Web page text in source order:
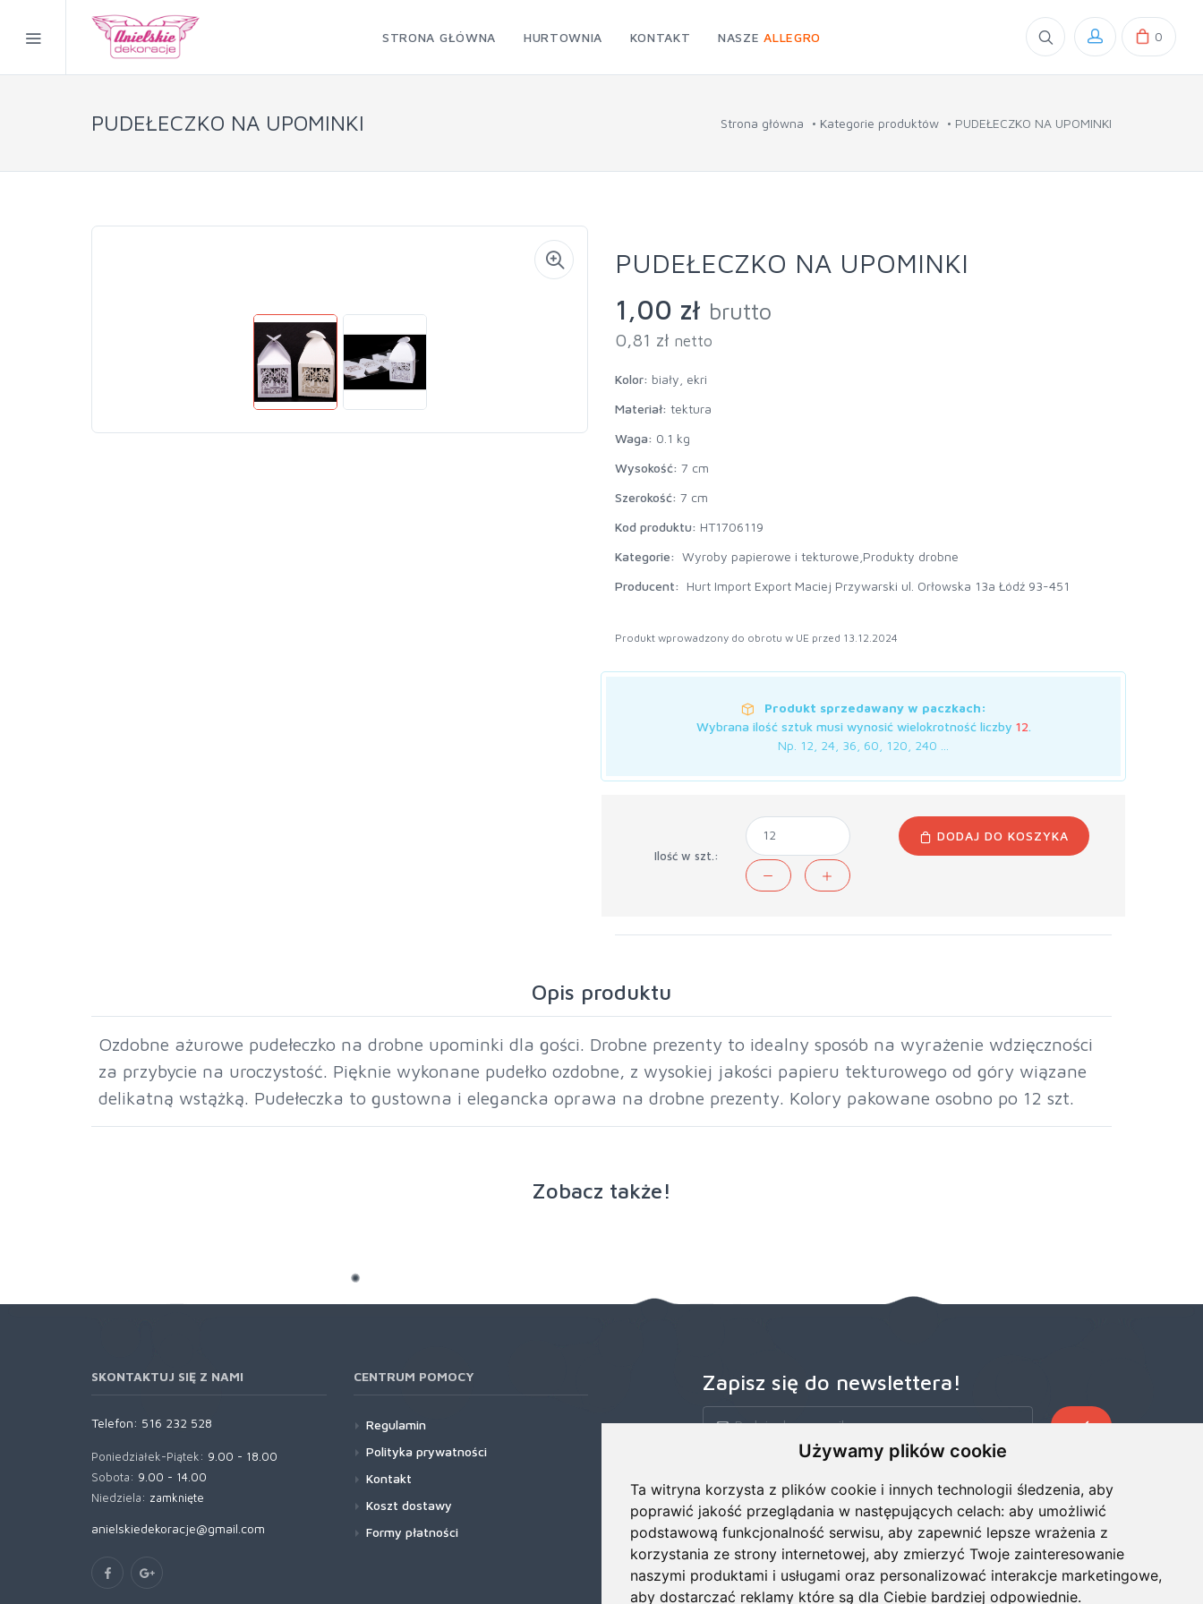
Używamy plików cookie
Ta witryna korzysta z plików cookie i innych technologii śledzenia, aby
poprawić jakość przeglądania w następujących celach: aby umożliwić
podstawową funkcjonalność serwisu, aby zapewnić lepsze wrażenia z
korzystania ze strony internetowej, aby zmierzyć Twoje zainteresowanie
naszymi produktami i usługami oraz personalizować interakcje marketingowe,
aby dostarczać reklamy które są dla Ciebie bardziej odpowiednie.
STRONA GŁÓWNA HURTOWNIA KONTAKT NASZEALLEGRO 0
PUDEŁECZKO NA UPOMINKI Strona główna Kategorie produktów PUDEŁECZKO NA UPOMINKI
PUDEŁECZKO NA UPOMINKI
1,00 zł brutto
0,81 zł netto
Kolor: biały, ekri
Materiał: tektura
Waga: 0.1 kg
Wysokość: 7 cm
Szerokość: 7 cm
Kod produktu: HT1706119
Kategorie: Wyroby papierowe i tekturowe, Produkty drobne
Producent:
Hurt Import Export Maciej Przywarski ul. Orłowska 13a Łódź 93-451
Produkt wprowadzony do obrotu w UE przed 13.12.2024
Produkt sprzedawany w paczkach:
Wybrana ilość sztuk musi wynosić wielokrotność liczby 12.
Np. 12, 24, 36, 60, 120, 240 ...
Ilość w szt.:
DODAJ DO KOSZYKA
Opis produktu
Ozdobne ażurowe pudełeczko na drobne upominki dla gości. Drobne prezenty to idealny sposób na wyrażenie wdzięczności
za przybycie na uroczystość. Pięknie wykonane pudełko ozdobne, z wysokiej jakości papieru tekturowego od góry wiązane
delikatną wstążką. Pudełeczka to gustowna i elegancka oprawa na drobne prezenty. Kolory pakowane osobno po 12 szt.
Zobacz także!
SKONTAKTUJ SIĘ Z NAMI
Telefon: 516 232 528
Poniedziałek-Piątek: 9.00 - 18.00
Sobota: 9.00 - 14.00
Niedziela: zamknięte
anielskiedekoracje@gmail.com
CENTRUM POMOCY
Regulamin
Polityka prywatności
Kontakt
Koszt dostawy
Formy płatności
Zapisz się do newslettera!
Zapisz się do naszego Newslettera, aby otrzymywać wczesne oferty